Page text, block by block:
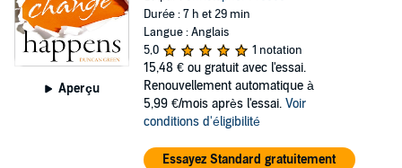
Aperçu
Durée : 7 h et 29 min
Langue : Anglais
5,0
1 notation
15,48 € ou gratuit avec l'essai.
Renouvellement automatique à
5,99 €/mois après l'essai. Voir
conditions d'éligibilité
Essayez Standard gratuitement